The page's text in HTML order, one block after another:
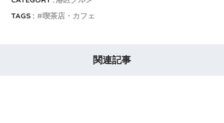
TAGS :
喫茶店・カフェ
関連記事